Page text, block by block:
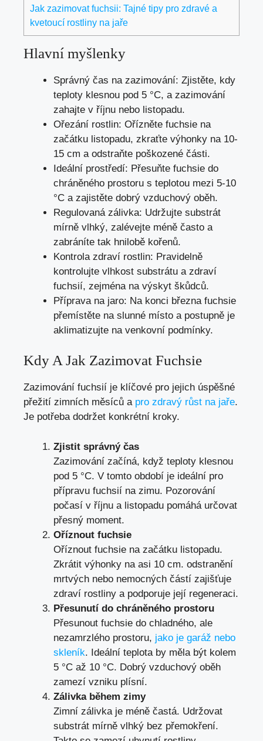
Jak zazimovat fuchsii: Tajné tipy pro zdravé a
kvetoucí rostliny na jaře
Hlavní myšlenky
Správný čas na zazimování: Zjistěte, kdy
teploty klesnou pod 5 °C, a zazimování
zahajte v říjnu nebo listopadu.
Ořezání rostlin: Ořízněte fuchsie na
začátku listopadu, zkraťte výhonky na 10-
15 cm a odstraňte poškozené části.
Ideální prostředí: Přesuňte fuchsie do
chráněného prostoru s teplotou mezi 5-10
°C a zajistěte dobrý vzduchový oběh.
Regulovaná zálivka: Udržujte substrát
mírně vlhký, zalévejte méně často a
zabráníte tak hnilobě kořenů.
Kontrola zdraví rostlin: Pravidelně
kontrolujte vlhkost substrátu a zdraví
fuchsií, zejména na výskyt škůdců.
Příprava na jaro: Na konci března fuchsie
přemístěte na slunné místo a postupně je
aklimatizujte na venkovní podmínky.
Kdy A Jak Zazimovat Fuchsie
Zazimování fuchsií je klíčové pro jejich úspěšné
přežití zimních měsíců a pro zdravý růst na jaře.
Je potřeba dodržet konkrétní kroky.
Zjistit správný čas
Zazimování začíná, když teploty klesnou
pod 5 °C. V tomto období je ideální pro
přípravu fuchsií na zimu. Pozorování
počasí v říjnu a listopadu pomáhá určovat
přesný moment.
Oříznout fuchsie
Oříznout fuchsie na začátku listopadu.
Zkrátit výhonky na asi 10 cm. odstranění
mrtvých nebo nemocných částí zajišťuje
zdraví rostliny a podporuje její regeneraci.
Přesunutí do chráněného prostoru
Přesunout fuchsie do chladného, ale
nezamrzlého prostoru, jako je garáž nebo
skleník. Ideální teplota by měla být kolem
5 °C až 10 °C. Dobrý vzduchový oběh
zamezí vzniku plísní.
Zálivka během zimy
Zimní zálivka je méně častá. Udržovat
substrát mírně vlhký bez přemokření.